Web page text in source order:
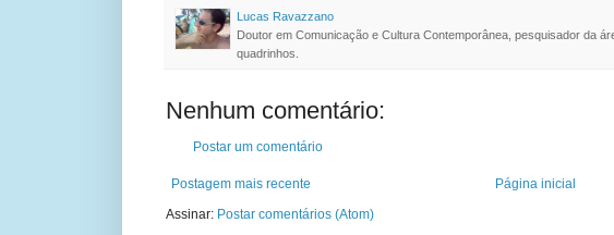
Lucas Ravazzano
Doutor em Comunicação e Cultura Contemporânea, pesquisador da
quadrinhos.
Nenhum comentário:
Postar um comentário
Postagem mais recente
Página inicial
Assinar: Postar comentários (Atom)